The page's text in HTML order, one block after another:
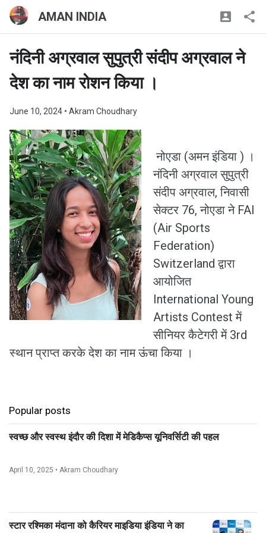
AMAN INDIA
नंदिनी अग्रवाल सुपुत्री संदीप अग्रवाल ने
देश का नाम रोशन किया ।
June 10, 2024 • Akram Choudhary
नोएडा (अमन इंडिया ) ।
नंदिनी अग्रवाल सुपुत्री
संदीप अग्रवाल, निवासी
सेक्टर 76, नोएडा ने FAI
(Air Sports
Federation)
Switzerland द्वारा
आयोजित
International Young
Artists Contest में
सीनियर कैटेगरी में 3rd
स्थान प्राप्त करके देश का नाम ऊंचा किया ।
Popular posts
स्वच्छ और स्वस्थ इंदौर की दिशा में मेडिकैप्स यूनिवर्सिटी की पहल
April 10, 2025 • Akram Choudhary
स्टार रश्मिका मंदाना को कैरियर माइडिया इंडिया ने का